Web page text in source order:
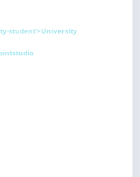
student’>University